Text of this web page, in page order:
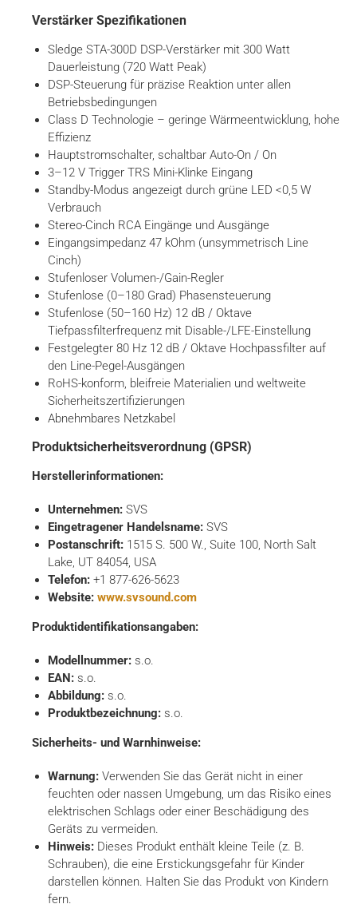
Verstärker Spezifikationen
Sledge STA-300D DSP-Verstärker mit 300 Watt
Dauerleistung (720 Watt Peak)
DSP-Steuerung für präzise Reaktion unter allen
Betriebsbedingungen
Class D Technologie – geringe Wärmeentwicklung, hohe
Effizienz
Hauptstromschalter, schaltbar Auto-On / On
3–12 V Trigger TRS Mini-Klinke Eingang
Standby-Modus angezeigt durch grüne LED <0,5 W
Verbrauch
Stereo-Cinch RCA Eingänge und Ausgänge
Eingangsimpedanz 47 kOhm (unsymmetrisch Line
Cinch)
Stufenloser Volumen-/Gain-Regler
Stufenlose (0–180 Grad) Phasensteuerung
Stufenlose (50–160 Hz) 12 dB / Oktave
Tiefpassfilterfrequenz mit Disable-/LFE-Einstellung
Festgelegter 80 Hz 12 dB / Oktave Hochpassfilter auf
den Line-Pegel-Ausgängen
RoHS-konform, bleifreie Materialien und weltweite
Sicherheitszertifizierungen
Abnehmbares Netzkabel
Produktsicherheitsverordnung (GPSR)
Herstellerinformationen:
Unternehmen: SVS
Eingetragener Handelsname: SVS
Postanschrift: 1515 S. 500 W., Suite 100, North Salt
Lake, UT 84054, USA
Telefon: +1 877-626-5623
Website: www.svsound.com
Produktidentifikationsangaben:
Modellnummer: s.o.
EAN: s.o.
Abbildung: s.o.
Produktbezeichnung: s.o.
Sicherheits- und Warnhinweise:
Warnung: Verwenden Sie das Gerät nicht in einer
feuchten oder nassen Umgebung, um das Risiko eines
elektrischen Schlags oder einer Beschädigung des
Geräts zu vermeiden.
Hinweis: Dieses Produkt enthält kleine Teile (z. B.
Schrauben), die eine Erstickungsgefahr für Kinder
darstellen können. Halten Sie das Produkt von Kindern
fern.